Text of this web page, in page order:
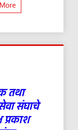
तथा
संघाचे
प्रकाश